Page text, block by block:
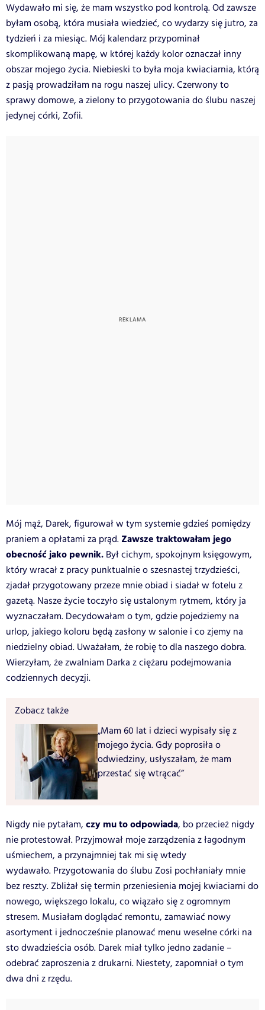
Wydawało mi się, że mam wszystko pod kontrolą. Od zawsze
byłam osobą, która musiała wiedzieć, co wydarzy się jutro, za
tydzień i za miesiąc. Mój kalendarz przypominał
skomplikowaną mapę, w której każdy kolor oznaczał inny
obszar mojego życia. Niebieski to była moja kwiaciarnia, którą
z pasją prowadziłam na rogu naszej ulicy. Czerwony to
sprawy domowe, a zielony to przygotowania do ślubu naszej
jedynej córki, Zofii.
Mój mąż, Darek, figurował w tym systemie gdzieś pomiędzy
praniem a opłatami za prąd. Zawsze traktowałam jego
obecność jako pewnik. Był cichym, spokojnym księgowym,
który wracał z pracy punktualnie o szesnastej trzydzieści,
zjadał przygotowany przeze mnie obiad i siadał w fotelu z
gazetą. Nasze życie toczyło się ustalonym rytmem, który ja
wyznaczałam. Decydowałam o tym, gdzie pojedziemy na
urlop, jakiego koloru będą zasłony w salonie i co zjemy na
niedzielny obiad. Uważałam, że robię to dla naszego dobra.
Wierzyłam, że zwalniam Darka z ciężaru podejmowania
codziennych decyzji.
Zobacz także
„Mam 60 lat i dzieci wypisały się z
mojego życia. Gdy poprosiła o
odwiedziny, usłyszałam, że mam
przestać się wtrącać”
Nigdy nie pytałam, czy mu to odpowiada, bo przecież nigdy
nie protestował. Przyjmował moje zarządzenia z łagodnym
uśmiechem, a przynajmniej tak mi się wtedy
wydawało. Przygotowania do ślubu Zosi pochłaniały mnie
bez reszty. Zbliżał się termin przeniesienia mojej kwiaciarni do
nowego, większego lokalu, co wiązało się z ogromnym
stresem. Musiałam doglądać remontu, zamawiać nowy
asortyment i jednocześnie planować menu weselne córki na
sto dwadzieścia osób. Darek miał tylko jedno zadanie –
odebrać zaproszenia z drukarni. Niestety, zapomniał o tym
dwa dni z rzędu.